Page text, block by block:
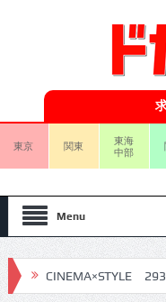
東京 関東
東海
中部
Menu
CINEMA×STYLE